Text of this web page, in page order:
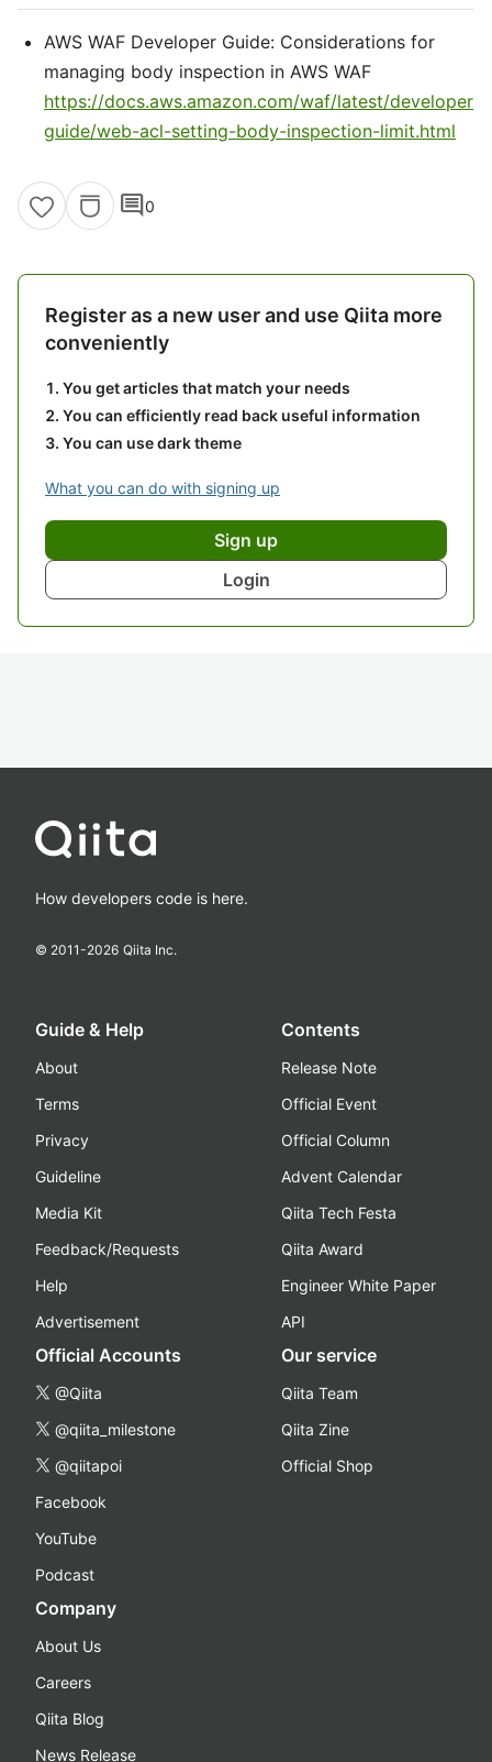
AWS WAF Developer Guide: Considerations for
managing body inspection in AWS WAF
https://docs.aws.amazon.com/waf/latest/developer
guide/web-acl-setting-body-inspection-limit.html
comment0
Register as a new user and use Qiita more
conveniently
You get articles that match your needs
You can efficiently read back useful information
You can use dark theme
What you can do with signing up
Sign up
Login
How developers code is here.
© 2011-2026 Qiita Inc.
Guide & Help
About
Terms
Privacy
Guideline
Media Kit
Feedback/Requests
Help
Advertisement
Contents
Release Note
Official Event
Official Column
Advent Calendar
Qiita Tech Festa
Qiita Award
Engineer White Paper
API
Official Accounts
@Qiita
@qiita_milestone
@qiitapoi
Facebook
YouTube
Podcast
Our service
Qiita Team
Qiita Zine
Official Shop
Company
About Us
Careers
Qiita Blog
News Release